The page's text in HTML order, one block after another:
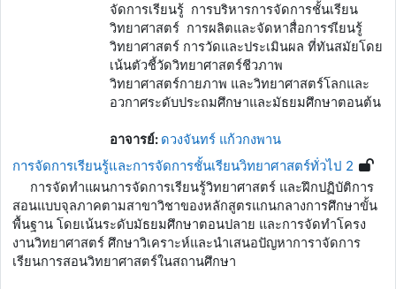
จัดการเรียนรู้ การบริหารการจัดการชั้นเรียน
วิทยาศาสตร์ การผลิตและจัดหาสื่อการรเียนรู้
วิทยาศาสตร์ การวัดและประเมินผล ที่ทันสมัยโดย
เน้นตัวชี้วัดวิทยาศาสตร์ชีวภาพ
วิทยาศาสตร์กายภาพ และวิทยาศาสตร์โลกและ
อวกาศระดับประถมศึกษาและมัธยมศึกษาตอนต้น
อาจารย์: ดวงจันทร์ แก้วกงพาน
การจัดการเรียนรู้และการจัดการชั้นเรียนวิทยาศาสตร์ทั่วไป 2
การจัดทำแผนการจัดการเรียนรู้วิทยาศาสตร์ และฝึกปฏิบัติการ
สอนแบบจุลภาคตามสาขาวิชาของหลักสูตรแกนกลางการศึกษาขั้น
พื้นฐาน โดยเน้นระดับมัธยมศึกษาตอนปลาย และการจัดทำโครง
งานวิทยาศาสตร์ ศึกษาวิเคราะห์และนำเสนอปัญหาการาจัดการ
เรียนการสอนวิทยาศาสตร์ในสถานศึกษา